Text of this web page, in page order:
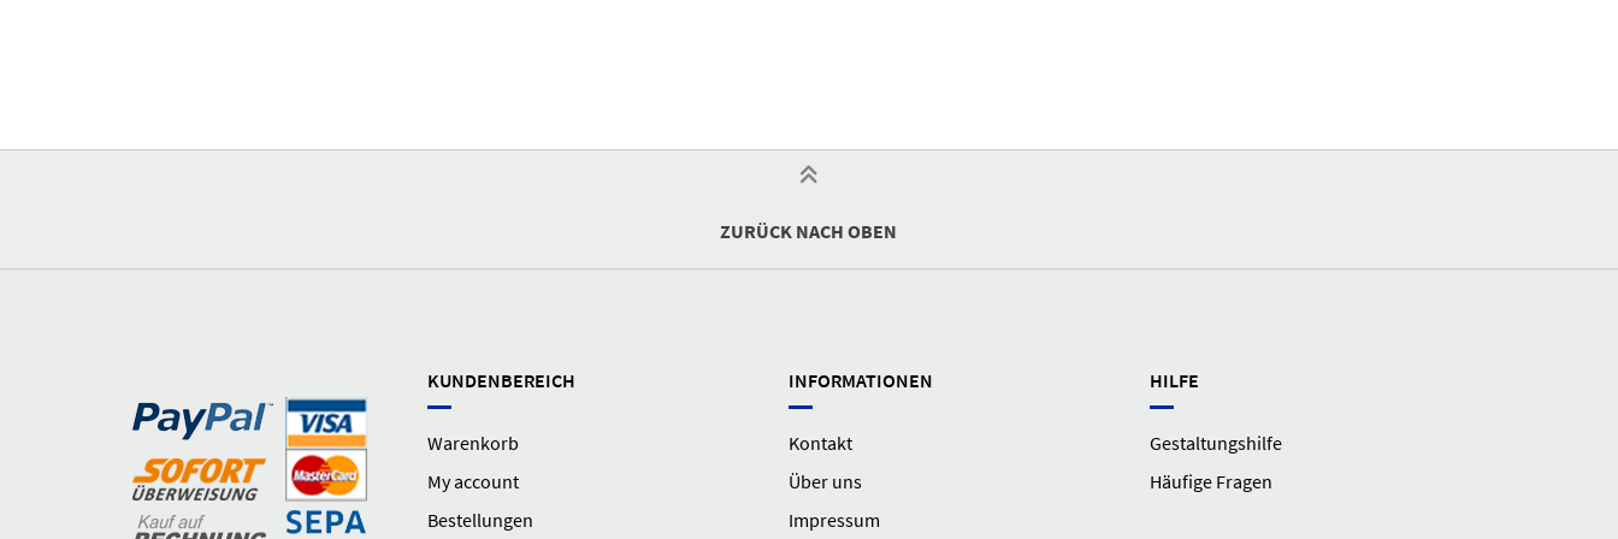
ZURÜCK NACH OBEN
KUNDENBEREICH
Warenkorb
My account
Bestellungen
INFORMATIONEN
Kontakt
Über uns
Impressum
HILFE
Gestaltungshilfe
Häufige Fragen